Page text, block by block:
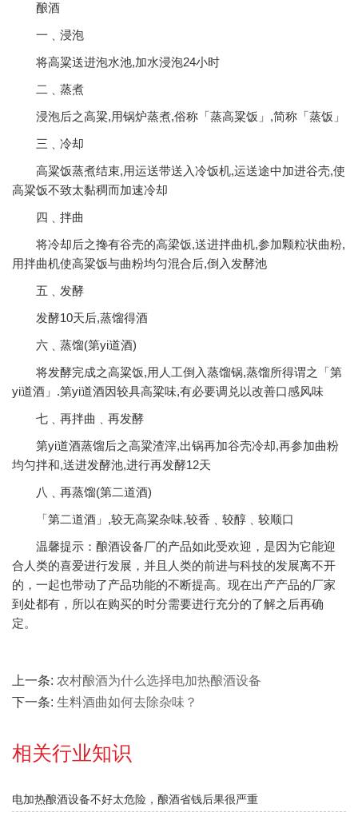
酿酒
一﹑浸泡
将高粱送进泡水池,加水浸泡24小时
二﹑蒸煮
浸泡后之高粱,用锅炉蒸煮,俗称「蒸高粱饭」,简称「蒸饭」
三﹑冷却
高粱饭蒸煮结束,用运送带送入冷饭机,运送途中加进谷壳,使
高粱饭不致太黏稠而加速冷却
四﹑拌曲
将冷却后之搀有谷壳的高梁饭,送进拌曲机,参加颗粒状曲粉,
用拌曲机使高粱饭与曲粉均匀混合后,倒入发酵池
五﹑发酵
发酵10天后,蒸馏得酒
六﹑蒸馏(第yi道酒)
将发酵完成之高粱饭,用人工倒入蒸馏锅,蒸馏所得谓之「第
yi道酒」.第yi道酒因较具高粱味,有必要调兑以改善口感风味
七﹑再拌曲﹑再发酵
第yi道酒蒸馏后之高粱渣滓,出锅再加谷壳冷却,再参加曲粉
均匀拌和,送进发酵池,进行再发酵12天
八﹑再蒸馏(第二道酒)
「第二道酒」,较无高粱杂味,较香﹑较醇﹑较顺口
温馨提示：酿酒设备厂的产品如此受欢迎，是因为它能迎
合人类的喜爱进行发展，并且人类的前进与科技的发展离不开
的，一起也带动了产品功能的不断提高。现在出产产品的厂家
到处都有，所以在购买的时分需要进行充分的了解之后再确
定。
上一条: 农村酿酒为什么选择电加热酿酒设备
下一条: 生料酒曲如何去除杂味？
相关行业知识
电加热酿酒设备不好太危险，酿酒省钱后果很严重